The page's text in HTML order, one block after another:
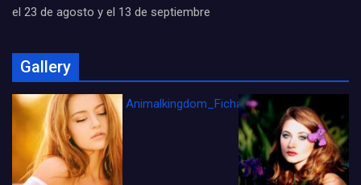
el 23 de agosto y el 13 de septiembre
Gallery
Animalkingdom_FichaCine